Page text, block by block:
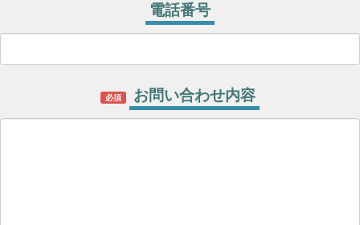
電話番号
必須 お問い合わせ内容